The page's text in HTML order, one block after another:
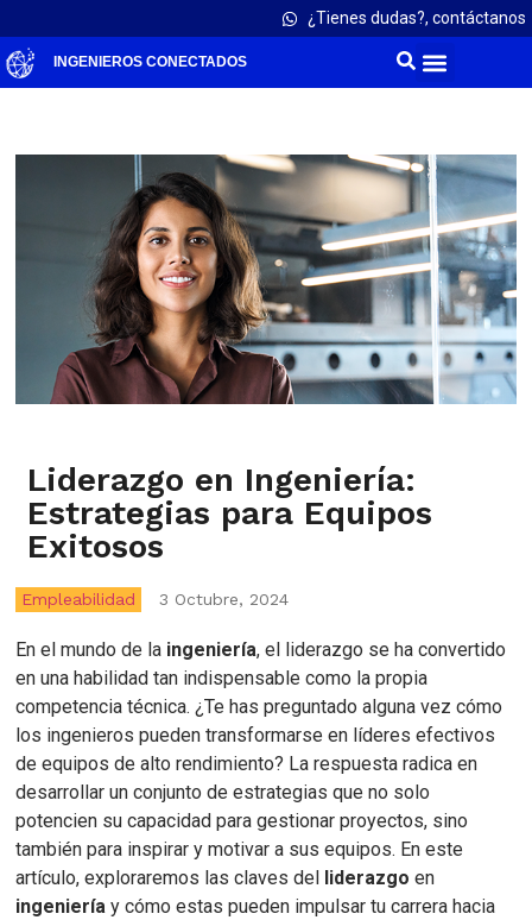
¿Tienes dudas?, contáctanos
INGENIEROS CONECTADOS
Liderazgo en Ingeniería:
Estrategias para Equipos
Exitosos
Empleabilidad 3 Octubre, 2024
En el mundo de la ingeniería, el liderazgo se ha convertido
en una habilidad tan indispensable como la propia
competencia técnica. ¿Te has preguntado alguna vez cómo
los ingenieros pueden transformarse en líderes efectivos
de equipos de alto rendimiento? La respuesta radica en
desarrollar un conjunto de estrategias que no solo
potencien su capacidad para gestionar proyectos, sino
también para inspirar y motivar a sus equipos. En este
artículo, exploraremos las claves del
liderazgo en
ingeniería y cómo estas pueden impulsar tu carrera hacia